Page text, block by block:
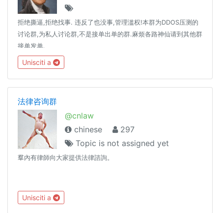
拒绝撕逼,拒绝找事. 违反了也没事,管理滥权!本群为DDOS压测的
讨论群,为私人讨论群,不是接单出单的群.麻烦各路神仙请到其他群
接单发单.
Unisciti a
法律咨询群
@cnlaw
chinese
297
Topic is not assigned yet
羣內有律師向大家提供法律諮詢。
Unisciti a